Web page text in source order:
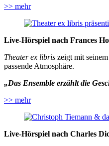
>> mehr
Live-Hörspiel nach Frances
Theater ex libris zeigt mit
passende Atmosphäre.
„Das Ensemble erzählt die
>> mehr
Live-Hörspiel nach Charles